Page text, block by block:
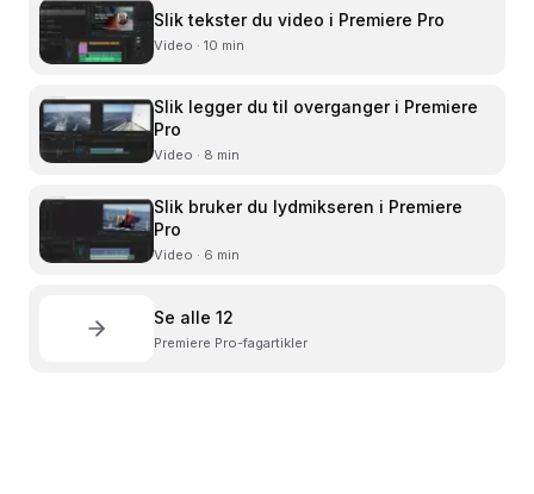
Slik tekster du video i Premiere Pro
Video · 10 min
Slik legger du til overganger i Premiere
Pro
Video · 8 min
Slik bruker du lydmikseren i Premiere
Pro
Video · 6 min
Se alle 12
Premiere Pro-fagartikler